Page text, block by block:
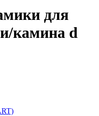
для
камина d